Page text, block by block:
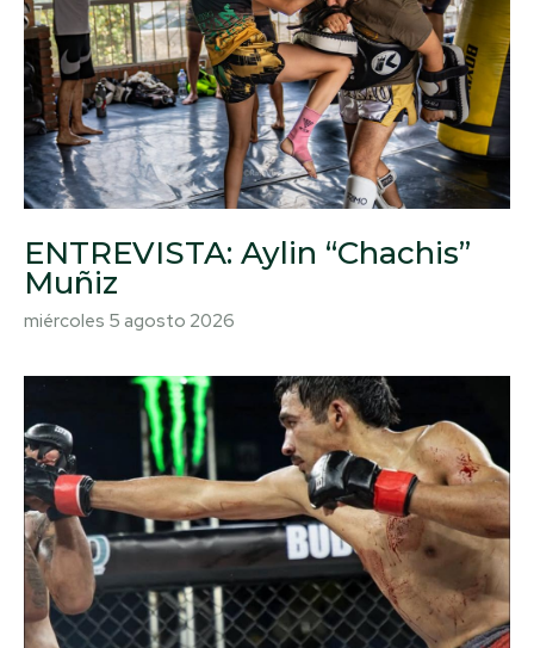
ENTREVISTA: Aylin “Chachis”
Muñiz
miércoles 5 agosto 2026